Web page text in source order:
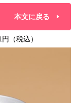
本文に戻る
（税込）